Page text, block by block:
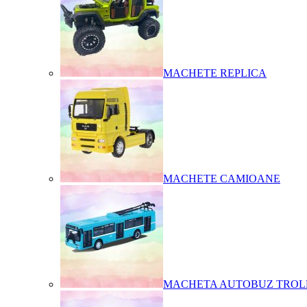
MACHETE REPLICA
MACHETE CAMIOANE
MACHETA AUTOBUZ